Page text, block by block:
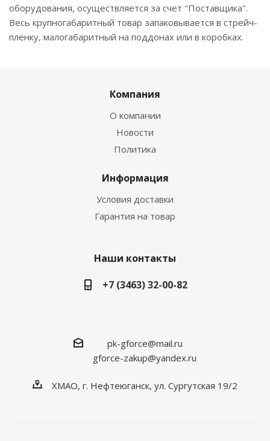
оборудования, осуществляется за счет "Поставщика".
Весь крупногабаритный товар запаковывается в стрейч-
пленку, малогабаритный на поддонах или в коробках.
Компания
О компании
Новости
Политика
Информация
Условия доставки
Гарантия на товар
Наши контакты
+7 (3463) 32-00-82
pk-gforce@mail.ru
gforce-zakup@yandex.ru
ХМАО, г. Нефтеюганск, ул. Сургутская 19/2